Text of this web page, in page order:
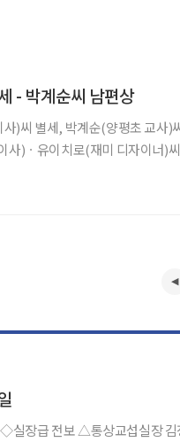
- 박계순씨 남편상
)씨 별세, 박계순(양평초 교사)
사)ㆍ유이치로(재미 디자이너)
장급 전보 △통상교섭실장